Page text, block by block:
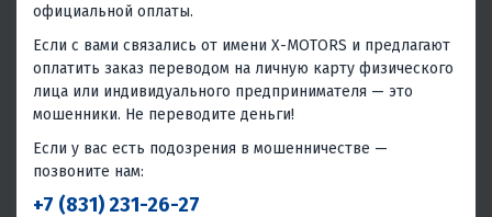
5 16
КРОССОВЫЙ МОТОЦИКЛ
FRATELI HARDLINE NC330S EFI
FRZ
469 000 ₽
19 540 ₽ 20 190 ₽
В 1 КЛИК
4.7 16
КРОССОВЫЙ МОТОЦИКЛ
FRATELI HARDLINE NC330S WP
429 000 ₽
официальной оплаты.
Если с вами связались от имени X-MOTORS и предлагают
оплатить заказ переводом на личную карту физического
лица или индивидуального предпринимателя — это
мошенники. Не переводите деньги!
Если у вас есть подозрения в мошенничестве —
позвоните нам:
+7 (831) 231-26-27